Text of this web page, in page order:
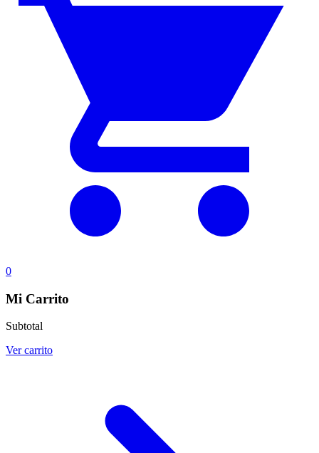
0
Mi Carrito
Subtotal
Ver carrito